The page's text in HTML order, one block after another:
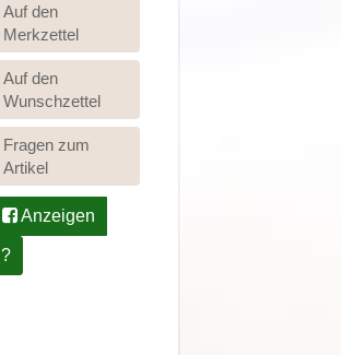
Auf den
Merkzettel
Auf den
Wunschzettel
Fragen zum
Artikel
Anzeigen
?